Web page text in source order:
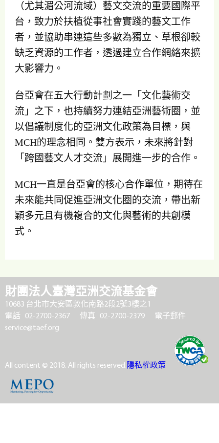
（尤其湄公河流域）藝文交流的重要國際平
台，致力於扶植從事社會實踐的藝文工作
者，並協助串連這些多數為獨立、草根卻較
缺乏資源的工作者，透過建立合作網絡來擴
大影響力。
台亞會在五大行動計劃之一「文化藝術交
流」之下，也持續努力連結亞洲藝術圈，並
以倡議制度化的亞洲文化政策為目標，與
MCH的理念相同。雙方表示，未來將針對
「跨國藝文人才交流」展開進一步的合作。
MCH一直是台亞會的核心合作單位，期待在
未來能共同促進亞洲文化圈的交流，帶出新
穎多元且有機複合的文化與藝術的共創模
式。
財團法人臺灣亞洲交流基金會
10683 台北市大安區敦化南路2段2號3樓之1
電話 02-2700-2367
傳真 02-2700-2379
電子郵件
service@taef.org
All content © 2018. All rights reserved.隱私權政策